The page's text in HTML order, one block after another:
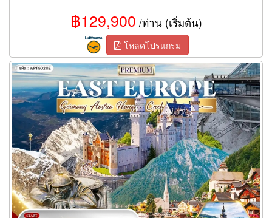
฿129,900 /ท่าน (เริ่มต้น)
โหลดโปรแกรม
ทัวร์ยุโรปตะวันออก 11 วัน 8 คืน พักหมู่บ้านฮัลล์สตัทท์ (TG)